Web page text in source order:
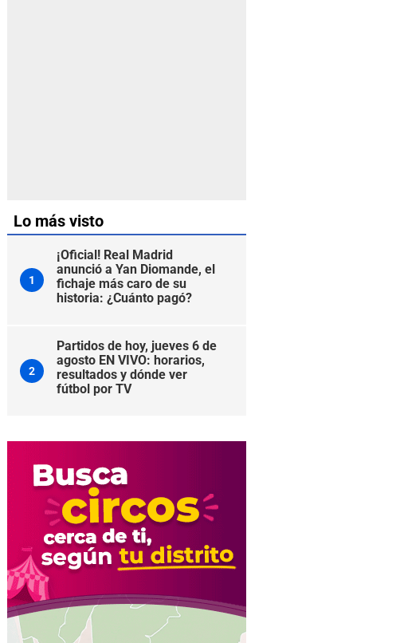
Lo más visto
1
¡Oficial! Real Madrid
anunció a Yan Diomande, el
fichaje más caro de su
historia: ¿Cuánto pagó?
2
Partidos de hoy, jueves 6 de
agosto EN VIVO: horarios,
resultados y dónde ver
fútbol por TV